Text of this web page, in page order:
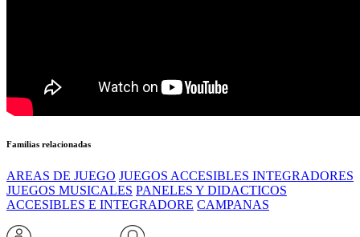
Familias relacionadas
AREAS DE JUEGO JUEGOS ACCESIBLES INTEGRADORES
JUEGOS MUSICALES PANELES Y DIDACTICOS
ACCESIBLES E INTEGRADORE CAMPANAS